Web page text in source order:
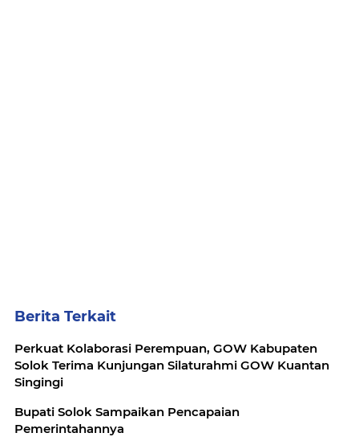
Berita Terkait
Perkuat Kolaborasi Perempuan, GOW Kabupaten
Solok Terima Kunjungan Silaturahmi GOW Kuantan
Singingi
Bupati Solok Sampaikan Pencapaian
Pemerintahannya